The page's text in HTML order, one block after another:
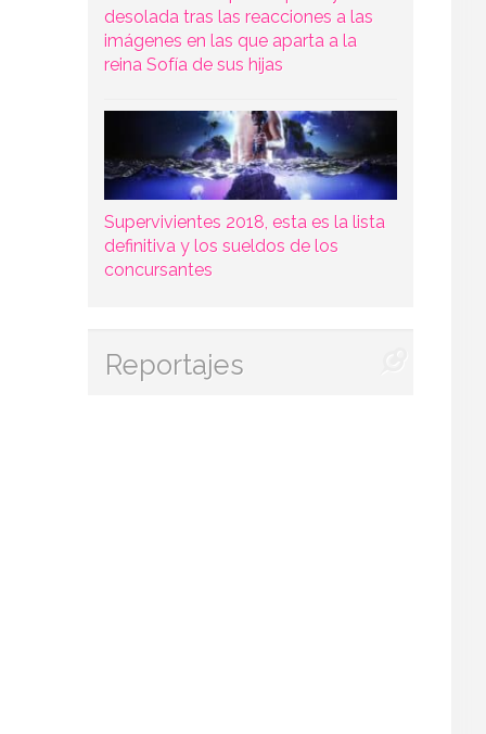
desolada tras las reacciones a las
imágenes en las que aparta a la
reina Sofía de sus hijas
Supervivientes 2018, esta es la lista
definitiva y los sueldos de los
concursantes
Reportajes